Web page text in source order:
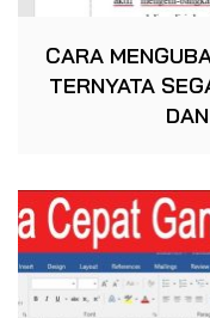
CARA
TERNYATA